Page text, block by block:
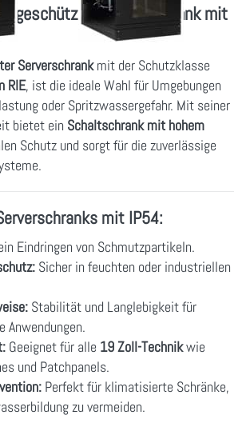
Serverschrank mit
Serverschrankmit der Schutzklasse
RIE, ist die ideale Wahl für Umgebungen
oder Spritzwassergefahr. Mit seiner
bietet ein Schaltschrank mit hohem
Schutz und sorgt für die zuverlässige
mit IP54:
Eindringen von Schmutzpartikeln.
Sicher in feuchten oder industriellen
Stabilität und Langlebigkeit für
Anwendungen.
Geeignet für alle 19 Zoll-Technikwie
und Patchpanels.
Perfekt für klimatisierte Schränke,
zu vermeiden.